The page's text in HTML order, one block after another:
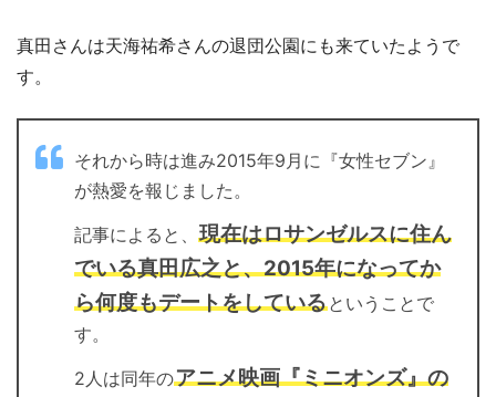
真田さんは天海祐希さんの退団公園にも来ていたようで
す。
それから時は進み2015年9月に『女性セブン』
が熱愛を報じました。
記事によると、 現在はロサンゼルスに住ん
でいる真田広之と、2015年になってか
ら何度もデートをしているということで
す。
2人は同年のアニメ映画『ミニオンズ』の